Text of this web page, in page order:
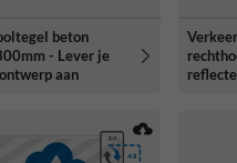
beton
- Lever je
aan